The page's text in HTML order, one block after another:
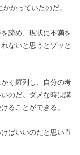
かっていたのだ。
諦め、現状に不満を
ないと思うとゾッと
く羅列し、自分の考
のだ。ダメな時は講
ることができる。
ばいいのだと思い直